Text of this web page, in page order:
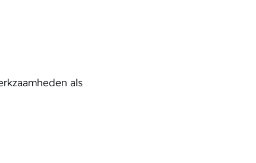
als